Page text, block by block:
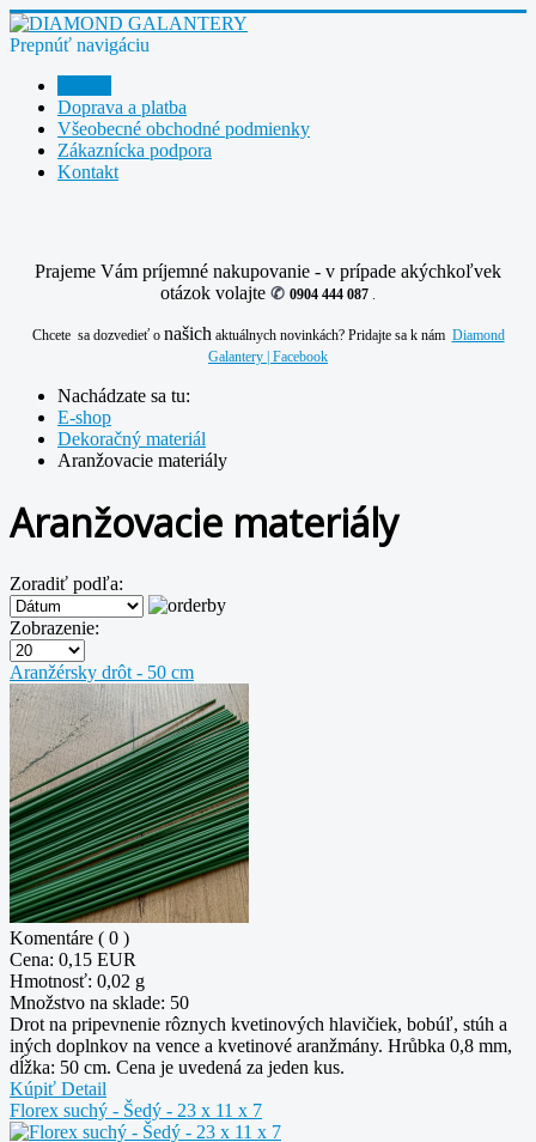
Prepnúť navigáciu
Doprava a platba
Všeobecné obchodné podmienky
Zákaznícka podpora
Kontakt
Prajeme Vám príjemné nakupovanie - v prípade akýchkoľvek
otázok volajte ✆ 0904 444 087
Chcete sa dozvedieť o našich aktuálnych novinkách? Pridajte sa k nám Diamond
Galantery | Facebook
Nachádzate sa tu:
E-shop
Dekoračný materiál
Aranžovacie materiály
Aranžovacie materiály
Zoradiť podľa:
Zobrazenie:
Aranžérsky drôt - 50 cm
Komentáre ( 0 )
Cena: 0,15 EUR
Hmotnosť: 0,02 g
Množstvo na sklade: 50
Drot na pripevnenie rôznych kvetinových hlavičiek, bobúľ, stúh a
iných doplnkov na vence a kvetinové aranžmány. Hrůbka 0,8 mm,
dĺžka: 50 cm. Cena je uvedená za jeden kus.
Kúpiť Detail
Florex suchý - Šedý - 23 x 11 x 7